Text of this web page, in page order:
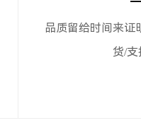
品质留给时间来证
货/支